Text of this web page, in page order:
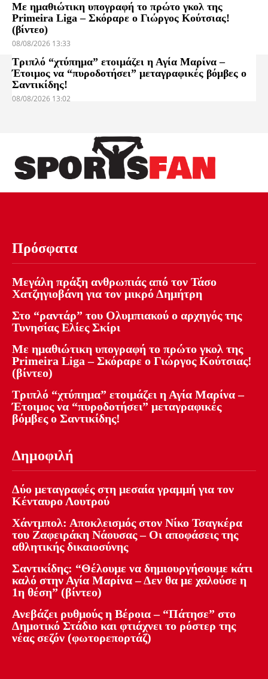
Με ημαθιώτικη υπογραφή το πρώτο γκολ της
Primeira Liga – Σκόραρε ο Γιώργος Κούτσιας!
(βίντεο)
08/08/2026 13:33
Τριπλό “χτύπημα” ετοιμάζει η Αγία Μαρίνα –
Έτοιμος να “πυροδοτήσει” μεταγραφικές βόμβες ο
Σαντικίδης!
08/08/2026 13:02
Πρόσφατα
Μεγάλη πράξη ανθρωπιάς από τον Τάσο
Χατζηγιοβάνη για τον μικρό Δημήτρη
Στο “ραντάρ” του Ολυμπιακού ο αρχηγός της
Τυνησίας Ελίες Σκίρι
Με ημαθιώτικη υπογραφή το πρώτο γκολ της
Primeira Liga – Σκόραρε ο Γιώργος Κούτσιας!
(βίντεο)
Τριπλό “χτύπημα” ετοιμάζει η Αγία Μαρίνα –
Έτοιμος να “πυροδοτήσει” μεταγραφικές
βόμβες ο Σαντικίδης!
Δημοφιλή
Δύο μεταγραφές στη μεσαία γραμμή για τον
Κένταυρο Λουτρού
Χάντμπολ: Αποκλεισμός στον Νίκο Τσαγκέρα
του Ζαφειράκη Νάουσας – Οι αποφάσεις της
αθλητικής δικαιοσύνης
Σαντικίδης: “Θέλουμε να δημιουργήσουμε κάτι
καλό στην Αγία Μαρίνα – Δεν θα με χαλούσε η
1η θέση” (βίντεο)
Ανεβάζει ρυθμούς η Βέροια – “Πάτησε” στο
Δημοτικό Στάδιο και φτιάχνει το ρόστερ της
νέας σεζόν (φωτορεπορτάζ)